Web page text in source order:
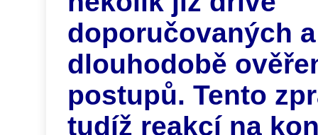
doporučovaných a
dlouhodobě
postupů. Tento
tudíž reakcí na